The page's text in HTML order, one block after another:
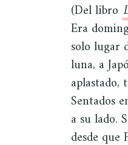
(Del libro
Era
solo lugar
luna, a
Sentados
a su lado.
desde